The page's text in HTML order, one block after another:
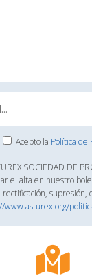
Acepto la Política de
SOCIEDAD DE
el alta en nuestro
rectificación,
www.asturex.org/